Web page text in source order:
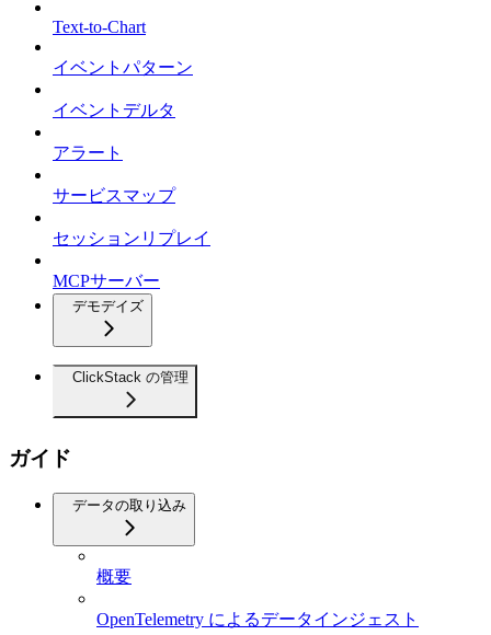
Text-to-Chart
イベントパターン
イベントデルタ
アラート
サービスマップ
セッションリプレイ
MCPサーバー
デモデイズ
ClickStack の管理
ガイド
データの取り込み
概要
OpenTelemetry によるデータインジェスト